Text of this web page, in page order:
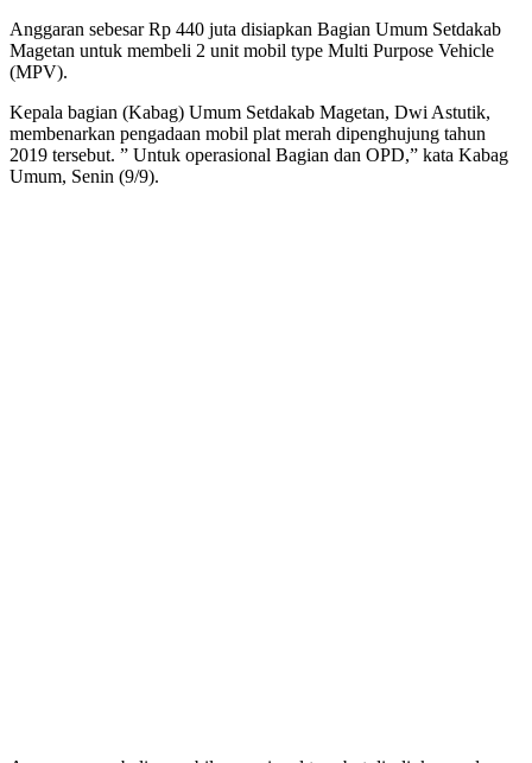
Anggaran sebesar Rp 440 juta disiapkan Bagian Umum Setdakab
Magetan untuk membeli 2 unit mobil type Multi Purpose Vehicle
(MPV).
Kepala bagian (Kabag) Umum Setdakab Magetan, Dwi Astutik,
membenarkan pengadaan mobil plat merah dipenghujung tahun
2019 tersebut. ” Untuk operasional Bagian dan OPD,” kata Kabag
Umum, Senin (9/9).